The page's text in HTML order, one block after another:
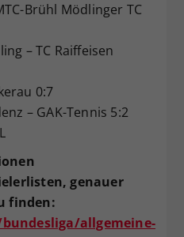
Brühl Mödlinger TC
– TC Raiffeisen
0:7
– GAK-Tennis 5:2
genauer
finden:
allgemeine-